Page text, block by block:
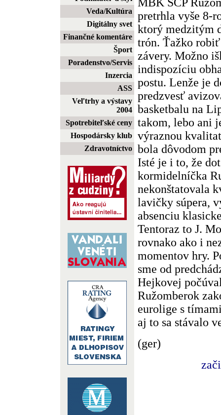
Veda/Kultúra
Digitálny svet
Finančné komentáre
Šport
Poradenstvo/Servis
Inzercia
ASS
Veľtrhy a výstavy
2004
Spotrebiteľské ceny
Hospodársky klub
Zdravotníctvo
pretrhla vyše 8-
ktorý medzitým
trón. Ťažko
závery. Možno
indispozíciu
postu. Lenže je
predzvesť
basketbalu na
takom, lebo ani
výraznou
bola dôvodom
Isté je i to, že
kormidelníčka
nekonštatovala
lavičky súpera,
absenciu
Tentoraz to J.
rovnako ako i
momentov hry.
sme od
Hejkovej
Ružomberok
eurolige s
aj to sa stávalo
(ger)